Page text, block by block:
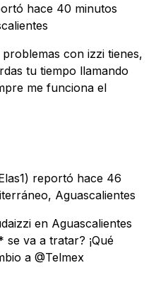
hace 40 minutos
con izzi tienes,
tu tiempo llamando
me funciona el
reportó hace 46
Aguascalientes
en Aguascalientes
va a tratar? ¡Qué
a @Telmex